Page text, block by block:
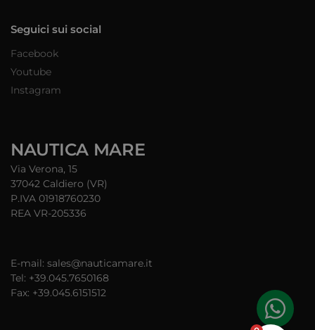
Seguici sui social
Facebook
Youtube
Instagram
NAUTICA MARE
Via Verona, 15
37042 Caldiero (VR)
P.IVA 01918760230
REA VR-205336
E-mail: sales@nauticamare.it
Tel: +39.045.7650168
Fax: +39.045.6151512